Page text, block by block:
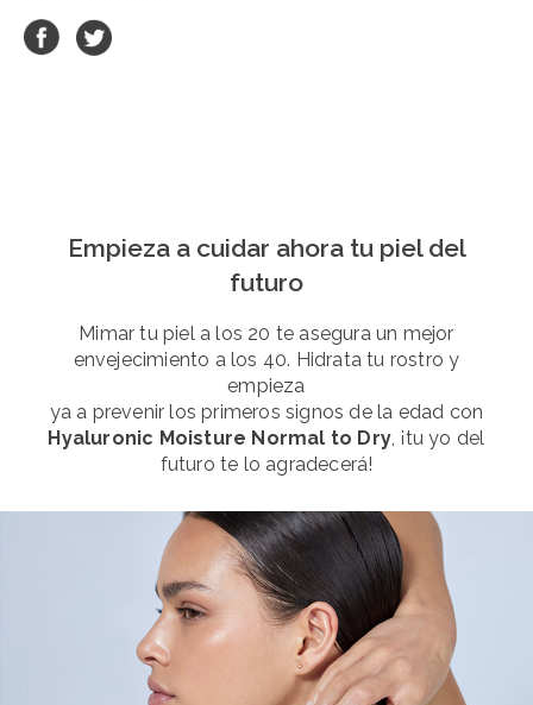
Empieza a cuidar ahora tu piel del
futuro
Mimar tu piel a los 20 te asegura un mejor
envejecimiento a los 40. Hidrata tu rostro y
empieza
ya a prevenir los primeros signos de la edad con
Hyaluronic Moisture Normal to Dry, ¡tu yo del
futuro te lo agradecerá!